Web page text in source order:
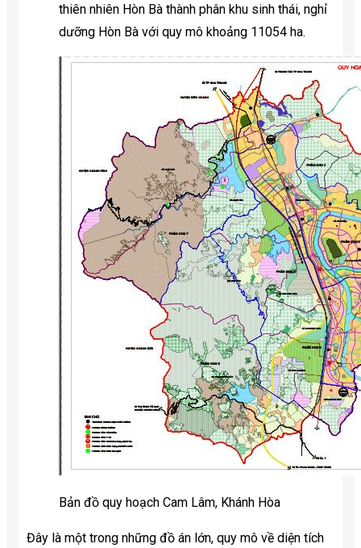
thiên nhiên Hòn Bà thành phân khu sinh thái, nghỉ
dưỡng Hòn Bà với quy mô khoảng 11054 ha.
Bản đồ quy hoạch Cam Lâm, Khánh Hòa
Đây là một trong những đồ án lớn, quy mô về diện tích